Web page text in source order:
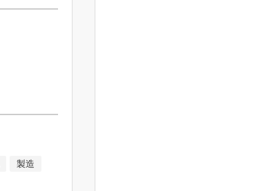
製造